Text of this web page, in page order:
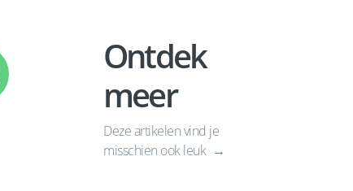
Ontdek
meer
Deze artikelen vind je
misschien ook leuk